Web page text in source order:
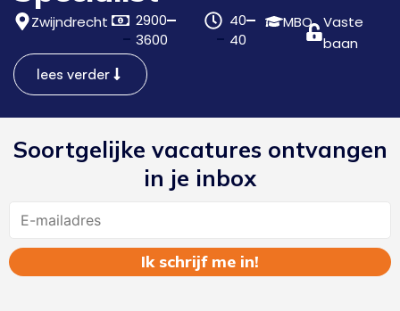
Zwijndrecht
2900
3600
40
40
MBO Vaste
baan
lees verder
Soortgelijke vacatures ontvangen
in je inbox